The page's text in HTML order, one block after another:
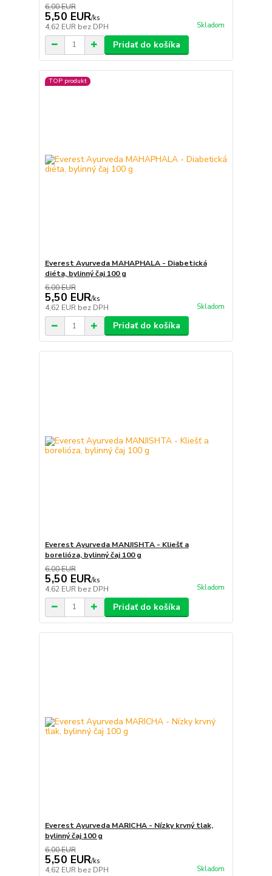
6,00 EUR
5,50 EUR/ks
4,62 EUR bez DPH Skladom
Pridať do košíka
TOP produkt
Everest Ayurveda MAHAPHALA - Diabetická
diéta, bylinný čaj 100 g
6,00 EUR
5,50 EUR/ks
4,62 EUR bez DPH Skladom
Pridať do košíka
Everest Ayurveda MANJISHTA - Kliešť a
borelióza, bylinný čaj 100 g
6,00 EUR
5,50 EUR/ks
4,62 EUR bez DPH Skladom
Pridať do košíka
Everest Ayurveda MARICHA - Nízky krvný tlak,
bylinný čaj 100 g
6,00 EUR
5,50 EUR/ks
4,62 EUR bez DPH Skladom